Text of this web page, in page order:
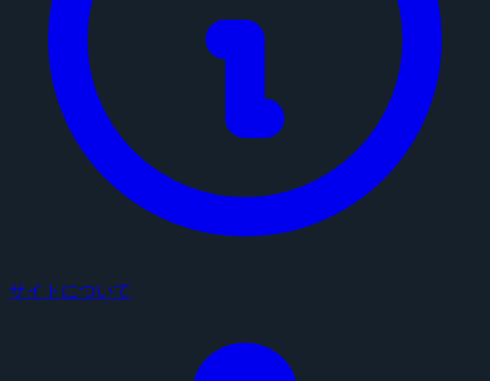
サイトについて